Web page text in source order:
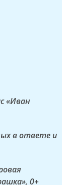
«Иван
в ответе и
, 0+